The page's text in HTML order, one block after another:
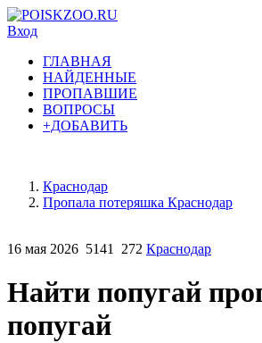
Вход
ГЛАВНАЯ
НАЙДЕННЫЕ
ПРОПАВШИЕ
ВОПРОСЫ
+ДОБАВИТЬ
Краснодар
Пропала потеряшка Краснодар
16 мая 2026 5141 272 Краснодар
Найти попугай
попугай